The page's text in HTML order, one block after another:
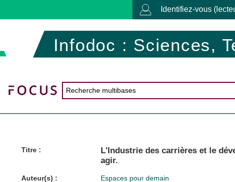
Identifiez-vous
Infodoc : Sciences,
Titre :
L'Industrie des carrières et le
agir.
Auteur(s) :
Espaces pour demain